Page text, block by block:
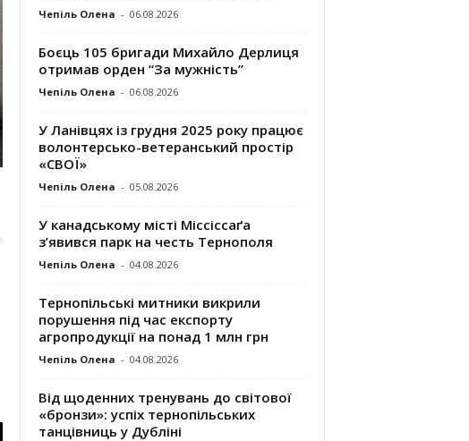
Чепіль Олена - 06.08.2026
Боєць 105 бригади Михайло Дерлиця
отримав орден “За мужність”
Чепіль Олена - 06.08.2026
У Ланівцях із грудня 2025 року працює
волонтерсько-ветеранський простір
«СВОЇ»
Чепіль Олена - 05.08.2026
У канадському місті Міссіссаґа
з’явився парк на честь Тернополя
Чепіль Олена - 04.08.2026
Тернопільські митники викрили
порушення під час експорту
агропродукції на понад 1 млн грн
Чепіль Олена - 04.08.2026
Від щоденних тренувань до світової
«бронзи»: успіх тернопільських
танцівниць у Дубліні